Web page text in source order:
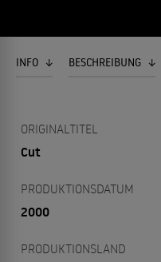
INFO BESCHREIBUNG
ORIGINALTITEL
Cut
PRODUKTIONSDATUM
2000
PRODUKTIONSLAND